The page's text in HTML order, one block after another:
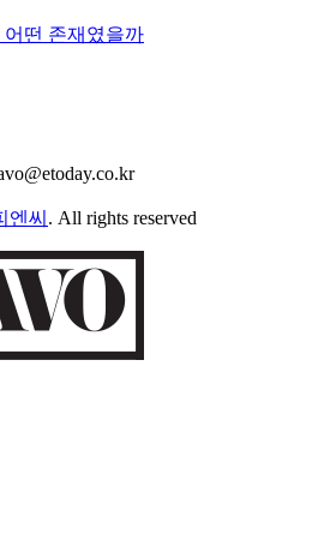
떤 존재였을까
엔씨 . All rights reserved